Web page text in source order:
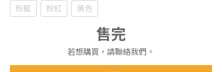
粉藍 粉紅 黃色
售完
若想購買，請聯絡我們。